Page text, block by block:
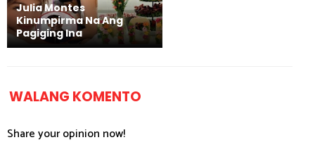
Julia Montes
Kinumpirma Na Ang
Pagiging Ina
WALANG KOMENTO
Share your opinion now!